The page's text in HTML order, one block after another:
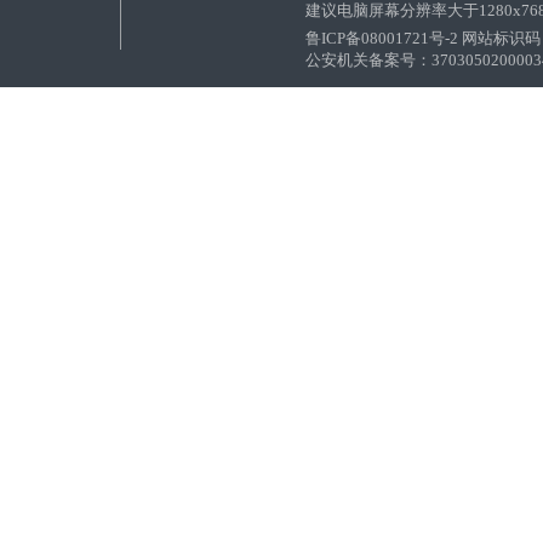
建议电脑屏幕分辨率大于
鲁ICP备08001721号-2 网站标识
公安机关备案号：